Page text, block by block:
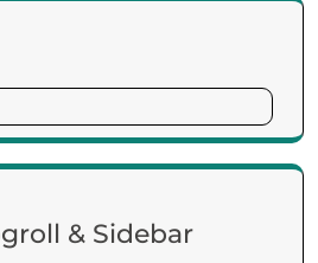
& Sidebar